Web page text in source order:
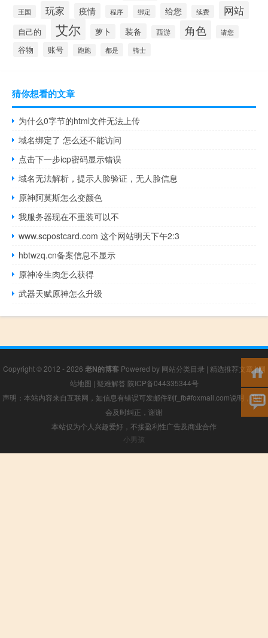
王国 玩家 疫情 程序 绑定 给您 续费 网站
自己的 艾尔 萝卜 装备 西游 角色 请您
谷物 账号 跑跑 都是 骑士
猜你想看的文章
为什么0字节的html文件无法上传
域名绑定了 怎么还不能访问
点击下一步icp密码显示错误
域名无法解析，提示人脸验证，无人脸信息
原神阿莫斯怎么变颜色
我服务器现在不重装可以不
www.scpostcard.com 这个网站明天下午2:3
hbtwzq.cn备案信息不显示
原神冷生肉怎么获得
武器天赋原神怎么升级
Copyright © 2012 - 2026 老N的博客Powered by 网站分类目录 | 精选推荐文章|网
站地图 | 疑难解答 陕ICP备044335344号
声明：本站内容来自互联网，如信息有错误可发邮件到f_fb#foxmail.com说明，我们
会及时纠正，谢谢
本站仅为个人兴趣爱好，不接盈利性广告及商业合作
小男孩